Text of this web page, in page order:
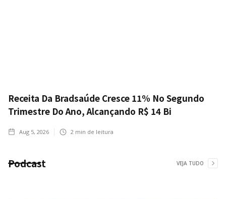
Receita Da Bradsaúde Cresce 11% No Segundo
Trimestre Do Ano, Alcançando R$ 14 Bi
Aug 5, 2026 2 min de leitura
Podcast VEJA TUDO